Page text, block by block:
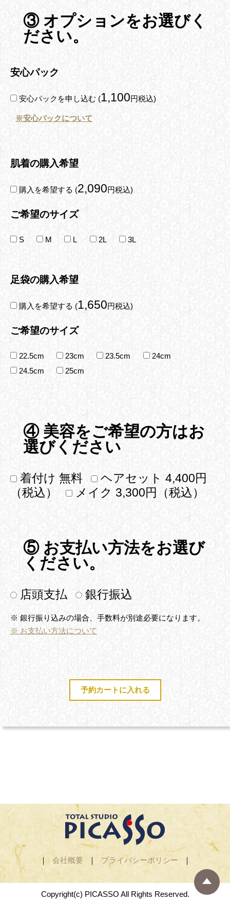
③ オプションをお選びく
ださい。
安心パック
安心パックを申し込む (1,100円税込)
※安心パックについて
肌着の購入希望
購入を希望する (2,090円税込)
ご希望のサイズ
S M L 2L 3L
足袋の購入希望
購入を希望する (1,650円税込)
ご希望のサイズ
22.5cm 23cm 23.5cm
24cm
24.5cm
25cm
④ 美容をご希望の方はお
選びください
着付け 無料 ヘアセット 4,400円
（税込）
メイク 3,300円（税込）
⑤ お支払い方法をお選び
ください。
店頭支払 銀行振込
※ 銀行振り込みの場合、手数料が別途必要になります。
※ お支払い方法について
｜ 会社概要 ｜ プライバシーポリシー ｜
Copyright(c) PICASSO All Rights Reserved.